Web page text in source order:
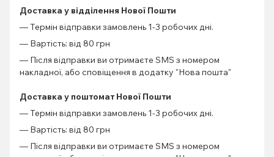
Доставка у відділення Нової Пошти
— Термін відправки замовлень 1-3 робочих дні.
— Вартість: від 80 грн
— Після відправки ви отримаєте SMS з номером
накладної, або сповіщення в додатку "Нова пошта"
Доставка у поштомат Нової Пошти
— Термін відправки замовлень 1-3 робочих дні.
— Вартість: від 80 грн
— Після відправки ви отримаєте SMS з номером